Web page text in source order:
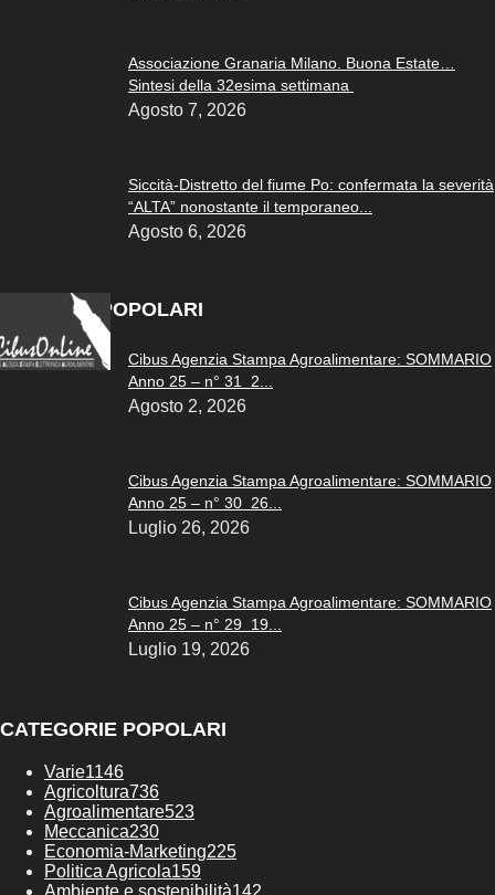
Associazione Granaria Milano. Buona Estate…
Sintesi della 32esima settimana
Agosto 7, 2026
Siccità-Distretto del fiume Po: confermata la severità
“ALTA” nonostante il temporaneo...
Agosto 6, 2026
ARTICOLI POPOLARI
Cibus Agenzia Stampa Agroalimentare: SOMMARIO
Anno 25 – n° 31 2...
Agosto 2, 2026
Cibus Agenzia Stampa Agroalimentare: SOMMARIO
Anno 25 – n° 30 26...
Luglio 26, 2026
Cibus Agenzia Stampa Agroalimentare: SOMMARIO
Anno 25 – n° 29 19...
Luglio 19, 2026
CATEGORIE POPOLARI
Varie1146
Agricoltura736
Agroalimentare523
Meccanica230
Economia-Marketing225
Politica Agricola159
Ambiente e sostenibilità142